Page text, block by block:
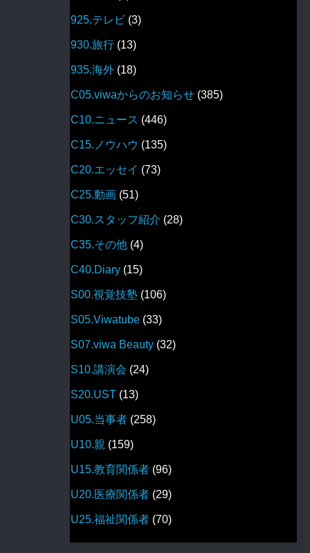
925.テレビ (3)
930.旅行 (13)
935.海外 (18)
C05.viwaからのお知らせ (385)
C10.ニュース (446)
C15.ノウハウ (135)
C20.エッセイ (73)
C25.動画 (51)
C30.スタッフ紹介 (28)
C35.その他 (4)
C40.Diary (15)
S00.視覚技塾 (106)
S05.Viwatube (33)
S07.viwa Beauty (32)
S10.講演会 (24)
S20.UST (13)
U05.当事者 (258)
U10.親 (159)
U15.教育関係者 (96)
U20.医療関係者 (29)
U25.福祉関係者 (70)